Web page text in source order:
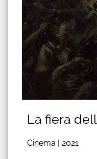
La fiera
Cinema | 2021